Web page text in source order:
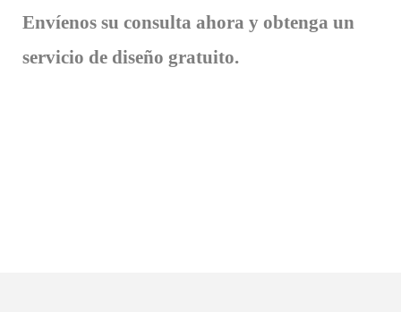
Envíenos su consulta ahora y obtenga un
servicio de diseño gratuito.